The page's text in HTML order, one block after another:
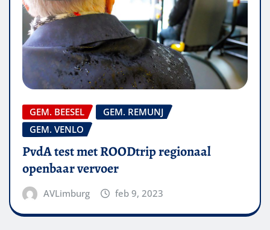
GEM. BEESEL
GEM. REMUNJ
GEM. VENLO
PvdA test met ROODtrip regionaal
openbaar vervoer
AVLimburg feb 9, 2023